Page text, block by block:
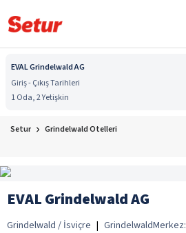
EVAL Grindelwald AG
Giriş - Çıkış Tarihleri
1 Oda, 2 Yetişkin
Setur Grindelwald Otelleri
EVAL Grindelwald AG
Grindelwald / İsviçre | GrindelwaldMerkez: